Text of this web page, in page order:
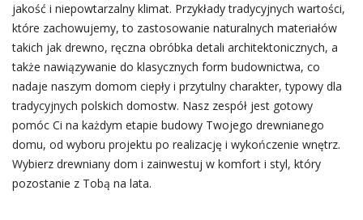
jakość i niepowtarzalny klimat. Przykłady tradycyjnych wartości,
które zachowujemy, to zastosowanie naturalnych materiałów
takich jak drewno, ręczna obróbka detali architektonicznych, a
także nawiązywanie do klasycznych form budownictwa, co
nadaje naszym domom ciepły i przytulny charakter, typowy dla
tradycyjnych polskich domostw. Nasz zespół jest gotowy
pomóc Ci na każdym etapie budowy Twojego drewnianego
domu, od wyboru projektu po realizację i wykończenie wnętrz.
Wybierz drewniany dom i zainwestuj w komfort i styl, który
pozostanie z Tobą na lata.